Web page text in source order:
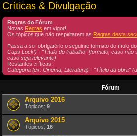
Críticas & Divulgação
Regras do Fórum
Novas Regras em vigor!
Os tópicos que não respeitarem as Regras desta
Passa a ser obrigatório o seguinte formato do título
Caps Lock!) - "Título do trabalho" [formato, caso não
caso seja relevante)
Restantes críticas:
Categoria (ex: Cinema, Literatura) - "Título da obra"
Fórum
Arquivo 2016
Tópicos: 9
Arquivo 2015
Tópicos: 16